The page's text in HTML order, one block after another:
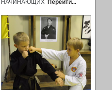
НАЧИНАЮЩИХ Перейти...